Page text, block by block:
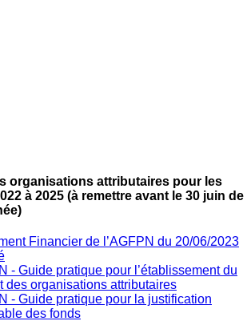
organisations attributaires pour les
à 2025 (à remettre avant le 30 juin de
Financier de l’AGFPN du 20/06/2023
‐ Guide pratique pour l’établissement du
des organisations attributaires
‐ Guide pratique pour la justification
des fonds